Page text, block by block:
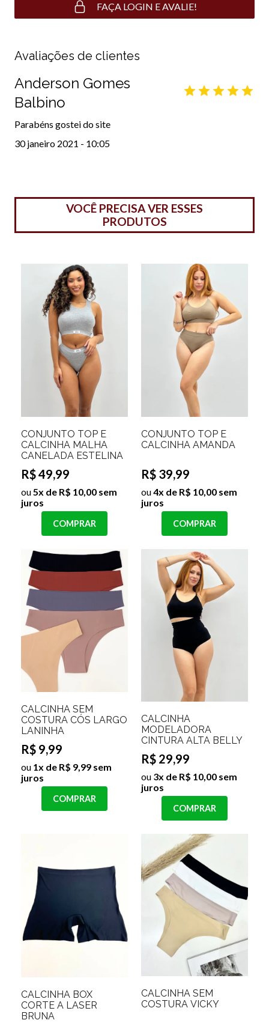
FAÇA LOGIN E AVALIE!
Avaliações de clientes
Anderson Gomes
Balbino
Parabéns gostei do site
30 janeiro 2021 - 10:05
VOCÊ PRECISA VER ESSES
PRODUTOS
CONJUNTO TOP E
CALCINHA MALHA
CANELADA ESTELINA
R$ 49,99
ou 5x de R$ 10,00 sem
juros
COMPRAR
CONJUNTO TOP E
CALCINHA AMANDA
R$ 39,99
ou4x de R$ 10,00 sem
juros
COMPRAR
CALCINHA SEM
COSTURA CÓS LARGO
LANINHA
R$ 9,99
ou 1x de R$ 9,99 sem
juros
COMPRAR
CALCINHA
MODELADORA
CINTURA ALTA BELLY
R$ 29,99
ou 3x de R$ 10,00 sem
juros
COMPRAR
CALCINHA BOX
CORTE A LASER
BRUNA
CALCINHA SEM
COSTURA VICKY